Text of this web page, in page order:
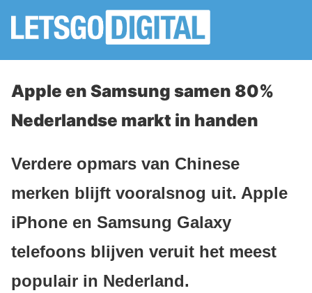
Apple en Samsung samen 80%
Nederlandse markt in handen
Verdere opmars van Chinese
merken blijft vooralsnog uit. Apple
iPhone en Samsung Galaxy
telefoons blijven veruit het meest
populair in Nederland.